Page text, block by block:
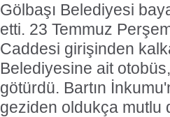
Gölbaşı Belediyesi
etti. 23 Temmuz
Caddesi girişinden
Belediyesine ait
götürdü. Bartın
geziden oldukça mutlu